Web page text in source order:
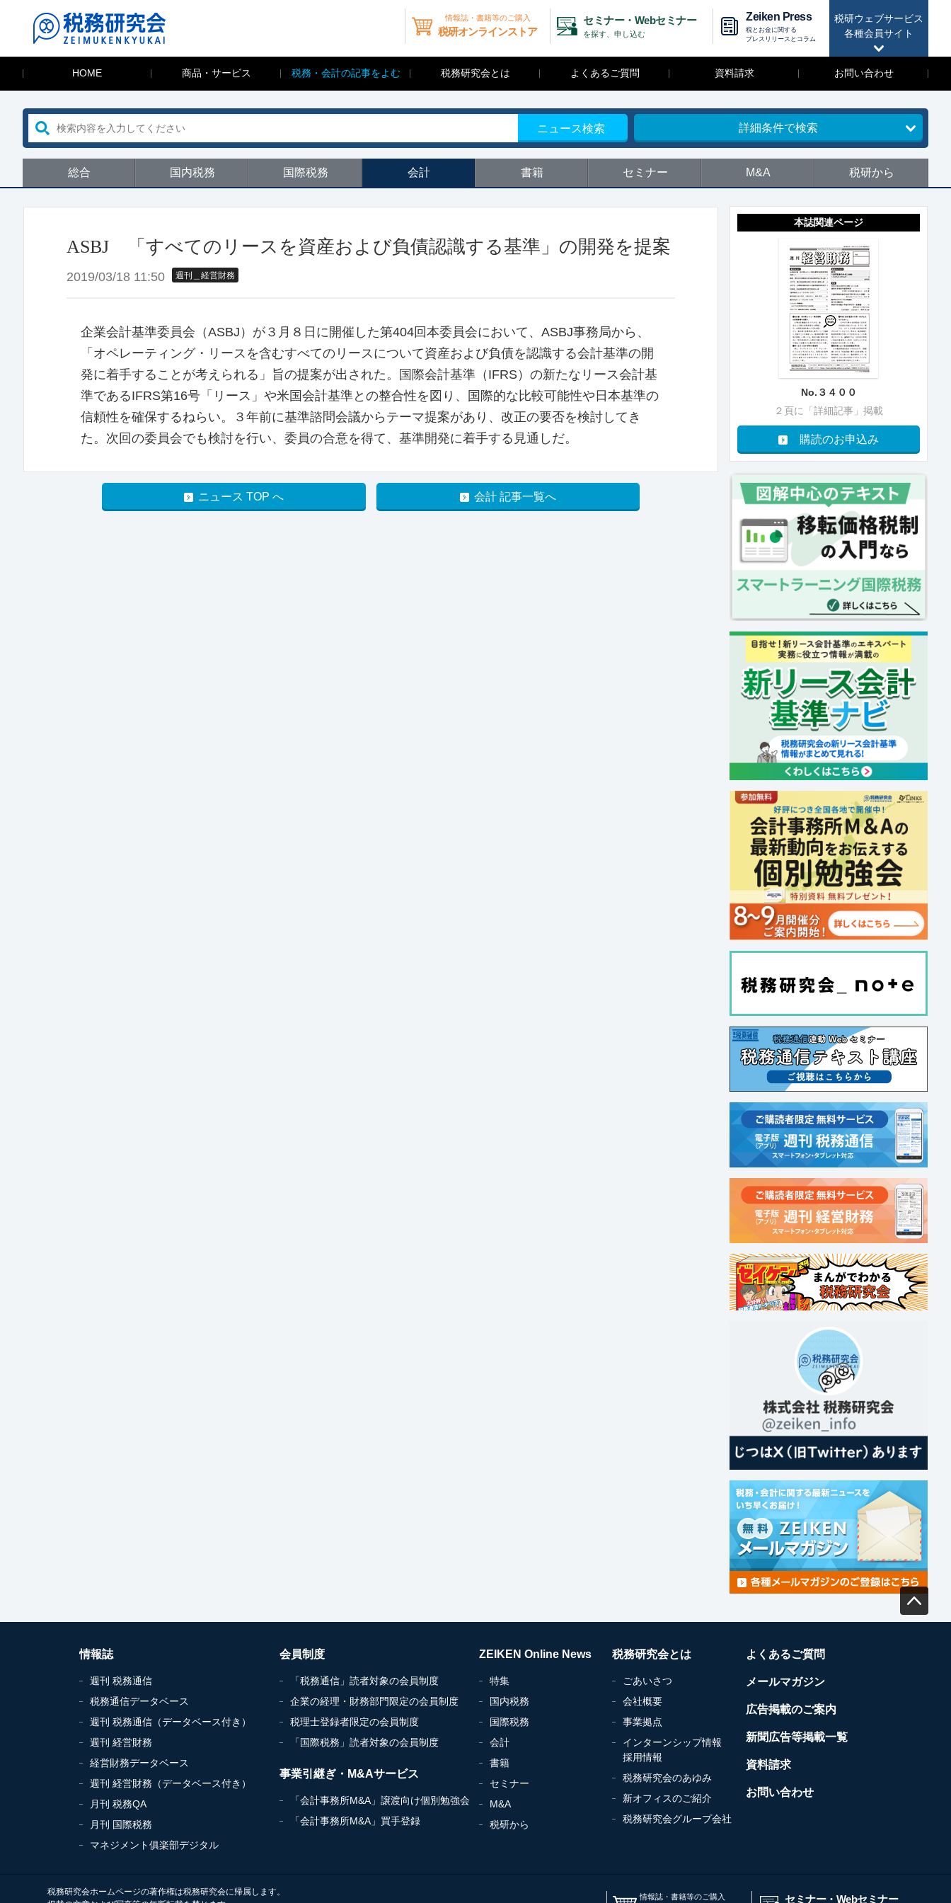
税研ウェブサービス
各種会員サイト
情報誌・書籍等のご購入
税研オンラインストア
セミナー・Webセミナー
を探す、申し込む
Zeiken Press
税とお金に関する
プレスリリースとコラム
HOME 商品・サービス 税務・会計の記事をよむ 税務研究会とは よくあるご質問 資料請求 お問い合わせ
ニュース検索 詳細条件で検索
総合 国内税務 国際税務 会計 書籍 セミナー M&A 税研から
ASBJ 「すべてのリースを資産および負債認識する基準」の開発を提案
2019/03/18 11:50 週刊＿経営財務
企業会計基準委員会（ASBJ）が３月８日に開催した第404回本委員会において、ASBJ事務局から、
「オペレーティング・リースを含むすべてのリースについて資産および負債を認識する会計基準の開
発に着手することが考えられる」旨の提案が出された。国際会計基準（IFRS）の新たなリース会計基
準であるIFRS第16号「リース」や米国会計基準との整合性を図り、国際的な比較可能性や日本基準の
信頼性を確保するねらい。３年前に基準諮問会議からテーマ提案があり、改正の要否を検討してき
た。次回の委員会でも検討を行い、委員の合意を得て、基準開発に着手する見通しだ。
ニュース TOP へ 会計 記事一覧へ
本誌関連ページ
No.３４００
２頁に「詳細記事」掲載
購読のお申込み
情報誌
週刊 税務通信
税務通信データベース
週刊 税務通信（データベース付き）
週刊 経営財務
経営財務データベース
週刊 経営財務（データベース付き）
月刊 税務QA
月刊 国際税務
マネジメント俱楽部デジタル
会員制度
「税務通信」読者対象の会員制度
企業の経理・財務部門限定の会員制度
税理士登録者限定の会員制度
「国際税務」読者対象の会員制度
事業引継ぎ・M&Aサービス
「会計事務所M&A」譲渡向け個別勉強会
「会計事務所M&A」買手登録
ZEIKEN Online News
特集
国内税務
国際税務
会計
書籍
セミナー
M&A
税研から
税務研究会とは
ごあいさつ
会社概要
事業拠点
インターンシップ情報
採用情報
税務研究会のあゆみ
新オフィスのご紹介
税務研究会グループ会社
よくあるご質問
メールマガジン
広告掲載のご案内
新聞広告等掲載一覧
資料請求
お問い合わせ
税務研究会ホームページの著作権は税務研究会に帰属します。
情報誌・書籍等のご購入 セミナー・Webセミナー